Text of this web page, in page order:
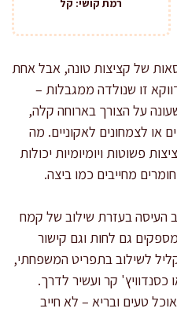
רמת קושי: קל
של קציצות טונה, אבל אחת
זו שנולדה ממגבלות –
על הצורך בארוחה קלה,
או לצמחונים לאקוניים. מה
פשוטות ויומיומיות יכולות
מחייבים כמו ביצה.
העיסה בעזרת שילוב של קמח
גם לחות וגם קישור
לשילוב בתפריט המשפחתי,
קר ועשיר לדרך.
טעים ובריא – לא חייב